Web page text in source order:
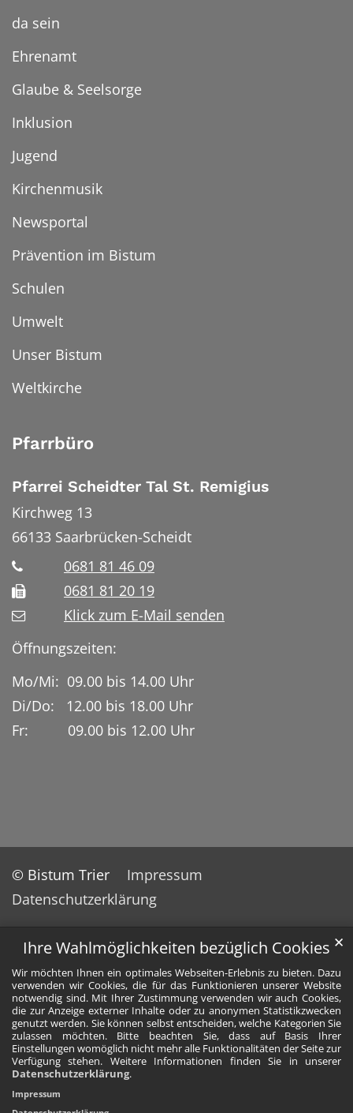
Ihre Wahlmöglichkeiten bezüglich Cookies
Wir möchten Ihnen ein optimales Webseiten-Erlebnis zu bieten. Dazu
verwenden wir Cookies, die für das Funktionieren unserer Website
notwendig sind. Mit Ihrer Zustimmung verwenden wir auch Cookies,
die zur Anzeige externer Inhalte oder zu anonymen Statistikzwecken
genutzt werden. Sie können selbst entscheiden, welche Kategorien Sie
zulassen möchten. Bitte beachten Sie, dass auf Basis Ihrer
Einstellungen womöglich nicht mehr alle Funktionalitäten der Seite zur
Verfügung stehen. Weitere Informationen finden Sie in unserer
Datenschutzerklärung.
✕
Impressum
da sein
Ehrenamt
Glaube & Seelsorge
Inklusion
Jugend
Kirchenmusik
Newsportal
Prävention im Bistum
Schulen
Umwelt
Unser Bistum
Weltkirche
Pfarrbüro
Pfarrei Scheidter Tal St. Remigius
Kirchweg 13
66133 Saarbrücken-Scheidt
0681 81 46 09
0681 81 20 19
Klick zum E-Mail senden
Öffnungszeiten:
Mo/Mi: 09.00 bis 14.00 Uhr
Di/Do: 12.00 bis 18.00 Uhr
Fr: 09.00 bis 12.00 Uhr
© Bistum Trier
Impressum
Datenschutzerklärung